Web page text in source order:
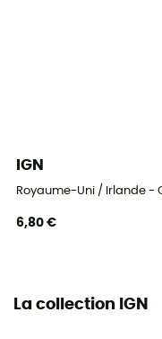
IGN
Royaume-Uni / Irlande
6,80 €
La collection IGN